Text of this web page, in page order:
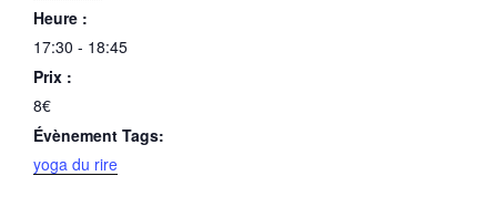
Heure :
17:30 - 18:45
Prix :
8€
Évènement Tags:
yoga du rire